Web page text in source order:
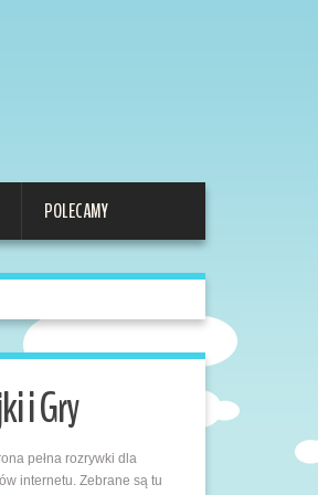
POLECAMY
i Gry
pełna rozrywki dla
internetu. Zebrane są tu